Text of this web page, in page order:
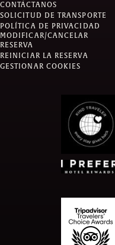
CONTÁCTANOS
SOLICITUD DE TRANSPORTE
POLÍTICA DE PRIVACIDAD
MODIFICAR/CANCELAR
RESERVA
REINICIAR LA RESERVA
GESTIONAR COOKIES